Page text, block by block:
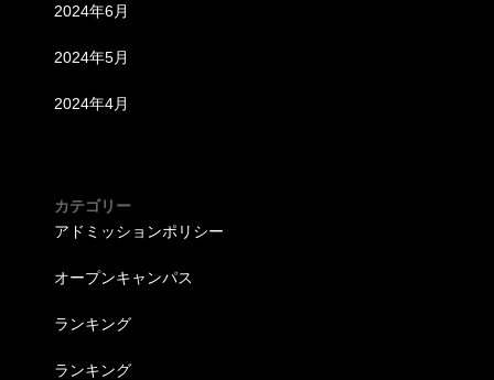
2024年6月
2024年5月
2024年4月
カテゴリー
アドミッションポリシー
オープンキャンパス
ランキング
ランキング